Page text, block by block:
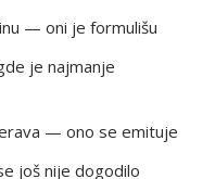
— oni je formulišu
je najmanje
— ono se emituje
još nije dogodilo